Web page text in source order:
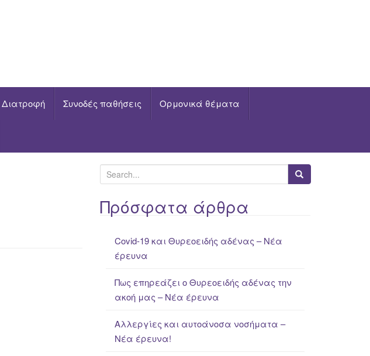
Διατροφή Συνοδές παθήσεις Ορμονικά θέματα
e
a
rΠρόσφατα άρθρα
Covid-19 και Θυρεοειδής αδένας – Νέα
έρευνα
Πως επηρεάζει ο Θυρεοειδής αδένας την
ακοή μας – Νέα έρευνα
Αλλεργίες και αυτοάνοσα νοσήματα –
Νέα έρευνα!